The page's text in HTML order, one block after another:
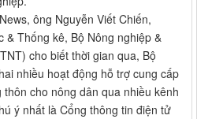
ông Nguyễn Viết Chiến,
& Thống kê, Bộ Nông nghiệp &
cho biết thời gian qua, Bộ
nhiều hoạt động hỗ trợ cung cấp
cho nông dân qua nhiều kênh
ý nhất là Cổng thông tin điện tử